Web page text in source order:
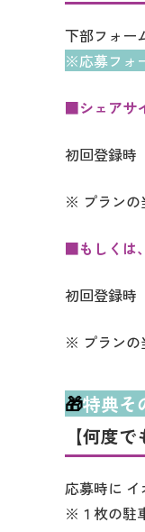
下部フォー
※応募フォ
■シェアサ
初回登録時
※ プランの
■もしくは
初回登録時
※ プランの
🎁特典そ
【何度
応募時に
※１枚の駐